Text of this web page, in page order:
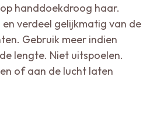
handdoekdroog haar.
en verdeel gelijkmatig van de
Gebruik meer indien
lengte. Niet uitspoelen.
of aan de lucht laten